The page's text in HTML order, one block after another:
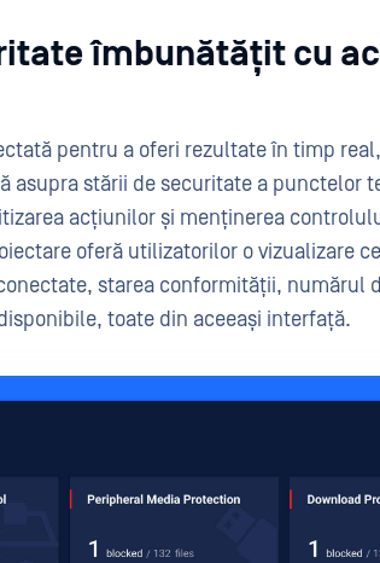
îmbunătățit cu
pentru a oferi rezultate în timp
asupra stării de securitate a punctelor
acțiunilor și menținerea
oferă utilizatorilor o vizualizare
starea conformității, numărul
toate din aceeași interfață.